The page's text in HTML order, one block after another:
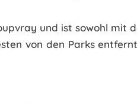
und ist sowohl mit
von den Parks